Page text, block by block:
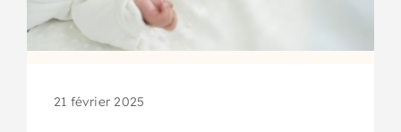
21 février 2025